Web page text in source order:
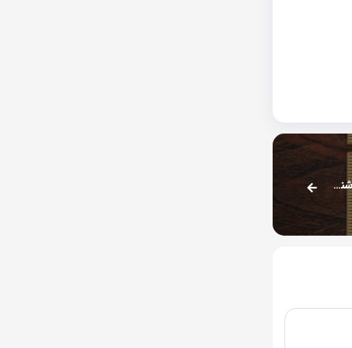
محققان از روش جدید ردیابی کاربران پرده برداشتند؛ دقت شناسایی تا ۹۶ درصد